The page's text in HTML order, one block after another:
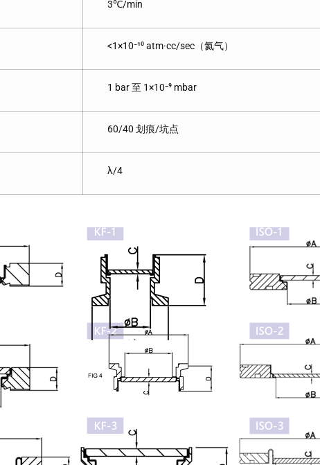
3℃/min
<1×10⁻¹⁰ atm·cc/sec（氦气）
1 bar 至 1×10⁻⁹ mbar
60/40 划痕/坑点
λ/4